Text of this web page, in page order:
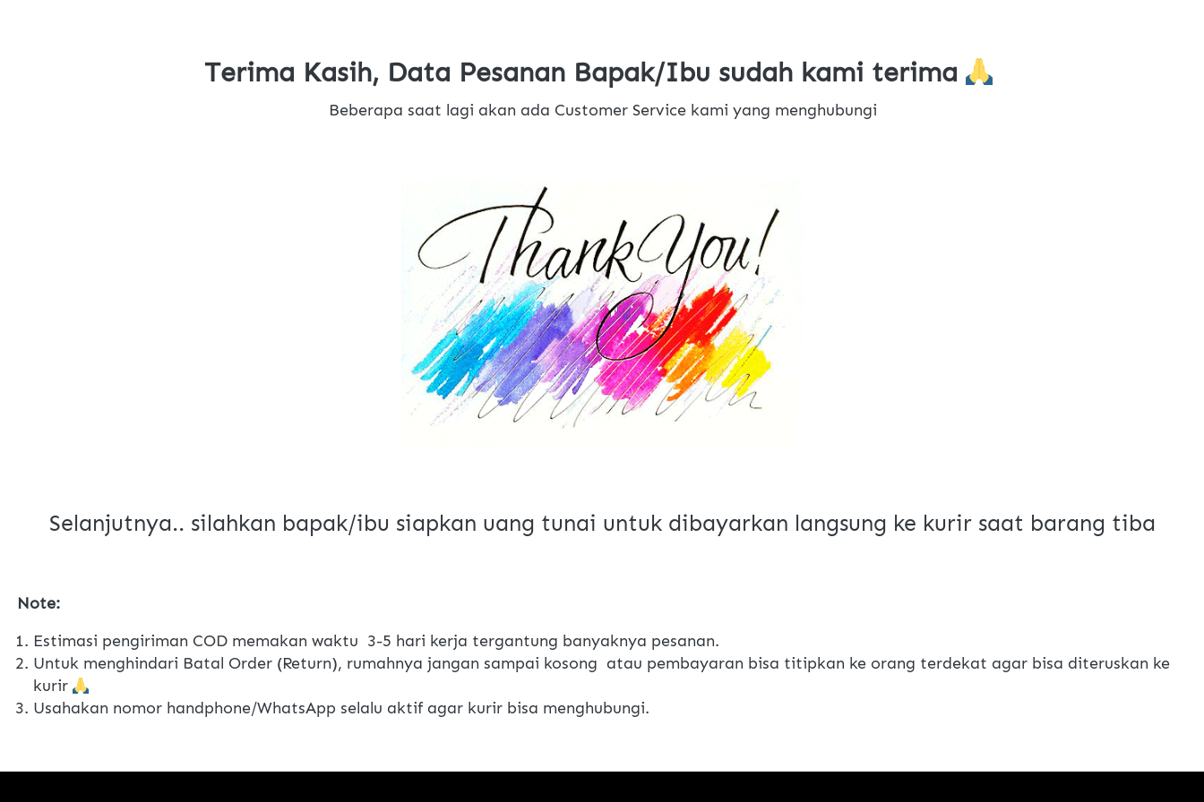
Terima Kasih, Data Pesanan Bapak/Ibu sudah kami terima
Beberapa saat lagi akan ada Customer Service kami yang menghubungi
Selanjutnya.. silahkan bapak/ibu siapkan uang tunai untuk dibayarkan langsung ke kurir saat barang tiba
Note:
Estimasi pengiriman COD memakan waktu  3-5 hari kerja tergantung banyaknya pesanan.
Untuk menghindari Batal Order (Return), rumahnya jangan sampai kosong  atau pembayaran bisa titipkan ke orang terdekat agar bisa diteruskan ke
kurir
Usahakan nomor handphone/WhatsApp selalu aktif agar kurir bisa menghubungi.